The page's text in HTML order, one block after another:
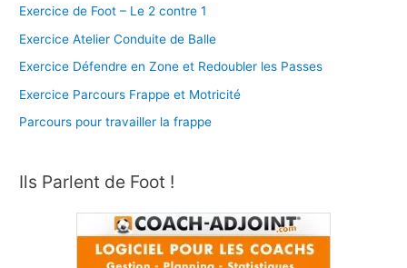
Exercice de Foot – Le 2 contre 1
Exercice Atelier Conduite de Balle
Exercice Défendre en Zone et Redoubler les Passes
Exercice Parcours Frappe et Motricité
Parcours pour travailler la frappe
Ils Parlent de Foot !